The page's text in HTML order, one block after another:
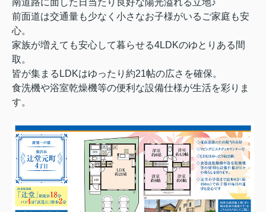
南道路に面した日当たり良好な陽光溢れる立地♪
前面道は交通量も少なく小さなお子様がいるご家庭も安
心。
家族が増えても安心して暮らせる4LDKのゆとりある間
取。
皆が集まるLDKはゆったり約21帖の広さを確保。
食洗機や浴室乾燥機等の便利な設備仕様が生活を彩りま
す。